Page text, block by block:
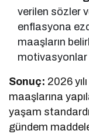
verilen sözler
enflasyona
maaşların
motivasyonlar
Sonuç: 2026
maaşlarına
yaşam
gündem